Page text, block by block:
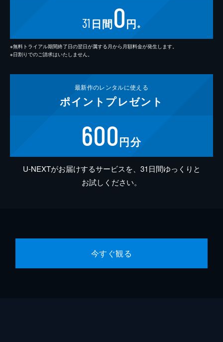
31 日間0円 ※
※無料トライアル期間終了日の翌日が属する月から月額料金が発生します。
※日割りでのご請求はいたしません。
最新作のレンタルに使える
ポイント プレゼント
600円分
U-NEXTがお届けするサービスを、31日間ゆっくりと
お試しください。
今すぐ観る